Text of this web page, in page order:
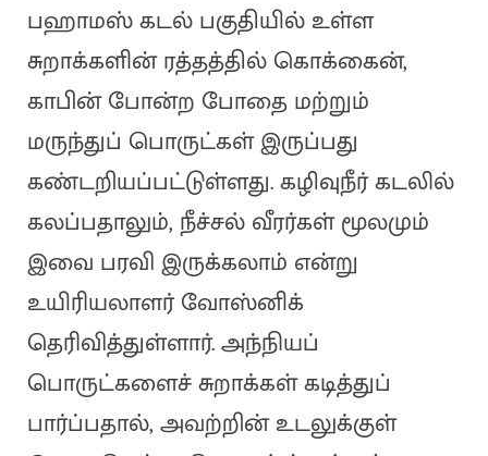
பஹாமஸ் கடல் பகுதியில் உள்ள
சுறாக்களின் ரத்தத்தில் கொக்கைன்,
காபின் போன்ற போதை மற்றும்
மருந்துப் பொருட்கள் இருப்பது
கண்டறியப்பட்டுள்ளது. கழிவுநீர் கடலில்
கலப்பதாலும், நீச்சல் வீரர்கள் மூலமும்
இவை பரவி இருக்கலாம் என்று
உயிரியலாளர் வோஸ்னிக்
தெரிவித்துள்ளார். அந்நியப்
பொருட்களைச் சுறாக்கள் கடித்துப்
பார்ப்பதால், அவற்றின் உடலுக்குள்